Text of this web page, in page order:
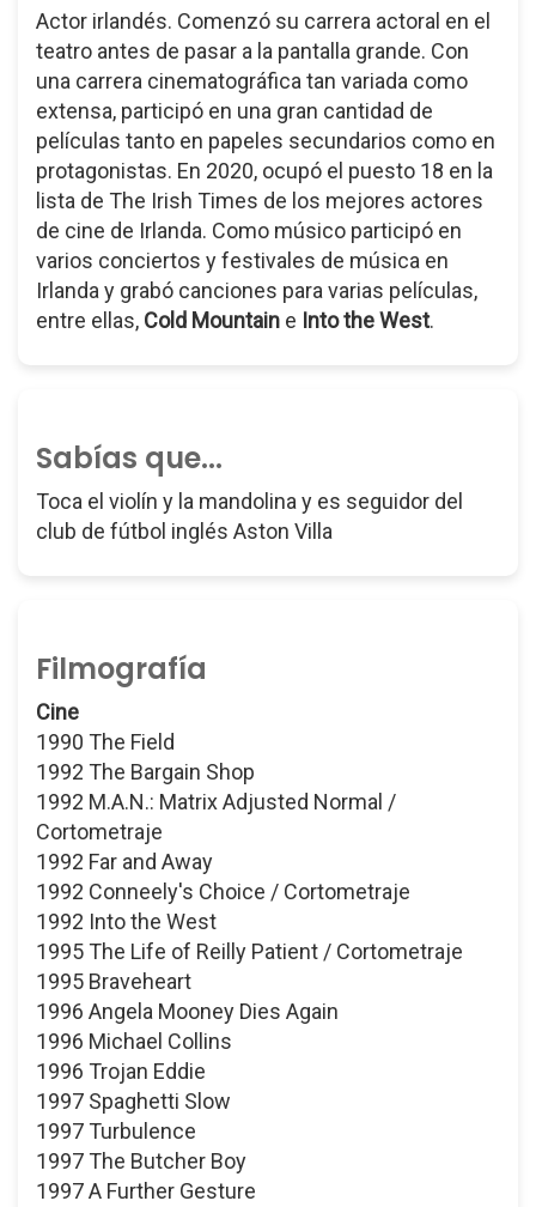
Actor irlandés. Comenzó su carrera actoral en el
teatro antes de pasar a la pantalla grande. Con
una carrera cinematográfica tan variada como
extensa, participó en una gran cantidad de
películas tanto en papeles secundarios como en
protagonistas. En 2020, ocupó el puesto 18 en la
lista de The Irish Times de los mejores actores
de cine de Irlanda. Como músico participó en
varios conciertos y festivales de música en
Irlanda y grabó canciones para varias películas,
entre ellas, Cold Mountain e Into the West.
Sabías que...
Toca el violín y la mandolina y es seguidor del
club de fútbol inglés Aston Villa
Filmografía
Cine
1990 The Field
1992 The Bargain Shop
1992 M.A.N.: Matrix Adjusted Normal /
Cortometraje
1992 Far and Away
1992 Conneely's Choice / Cortometraje
1992 Into the West
1995 The Life of Reilly Patient / Cortometraje
1995 Braveheart
1996 Angela Mooney Dies Again
1996 Michael Collins
1996 Trojan Eddie
1997 Spaghetti Slow
1997 Turbulence
1997 The Butcher Boy
1997 A Further Gesture